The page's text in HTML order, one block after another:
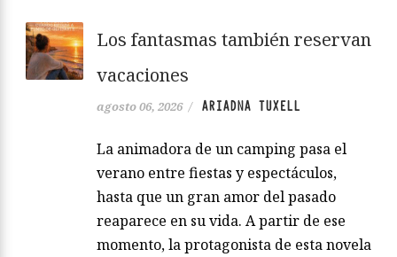
Los fantasmas también reservan
vacaciones
agosto 06, 2026 / ARIADNA TUXELL
La animadora de un camping pasa el
verano entre fiestas y espectáculos,
hasta que un gran amor del pasado
reaparece en su vida. A partir de ese
momento, la protagonista de esta novela